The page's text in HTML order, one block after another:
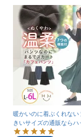
暖かいのに着ぶくれな
きいサイズの通販なら